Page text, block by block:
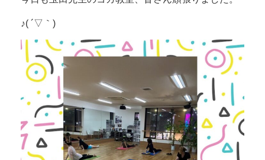
♪( ´▽｀)